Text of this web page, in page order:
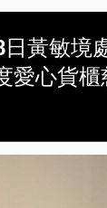
黃敏境
愛心貨